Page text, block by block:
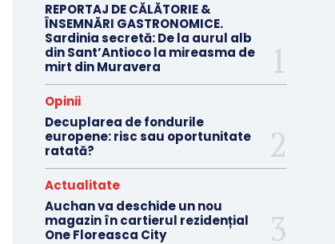
REPORTAJ DE CĂLĂTORIE &
ÎNSEMNĂRI GASTRONOMICE.
Sardinia secretă: De la aurul alb
din Sant’Antioco la mireasma de
mirt din Muravera
Opinii
Decuplarea de fondurile
europene: risc sau oportunitate
ratată?
Actualitate
Auchan va deschide un nou
magazin în cartierul rezidențial
One Floreasca City